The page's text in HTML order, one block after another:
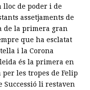
lloc de poder i de
assetjaments de
de la primera gran
que ha esclatat
i la Corona
és la primera en
per les tropes de Felip
Successió li restaven